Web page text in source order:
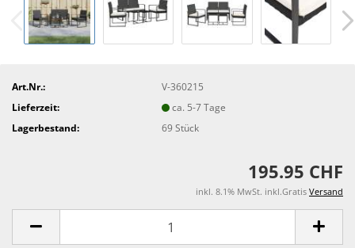
Art.Nr.:
V-360215
Lieferzeit:
ca. 5-7 Tage
Lagerbestand:
69Stück
195.95 CHF
inkl. 8.1% MwSt. inkl.Gratis Versand